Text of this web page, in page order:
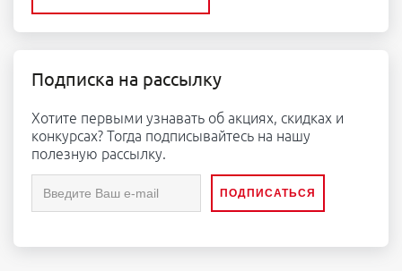
Подписка на рассылку
Хотите первыми узнавать об акциях, скидках и
конкурсах? Тогда подписывайтесь на нашу
полезную рассылку.